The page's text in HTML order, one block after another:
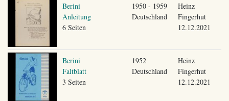
Berini
Anleitung
6 Seiten
1950 - 1959
Deutschland
Heinz
Fingerhut
12.12.2021
Berini
Faltblatt
3 Seiten
1952
Deutschland
Heinz
Fingerhut
12.12.2021